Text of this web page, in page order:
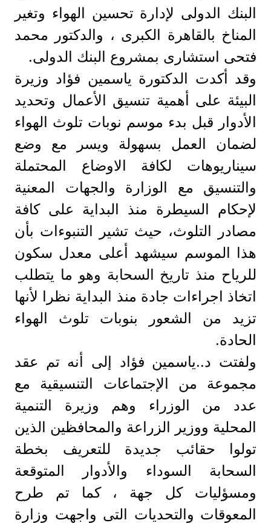
البنك الدولى لإدارة تحسين الهواء وتغير
المناخ بالقاهرة الكبرى ، والدكتور محمد
فتحى استشارى بمشروع البنك الدولى.
وقد أكدت الدكتورة ياسمين فؤاد وزيرة
البيئة على أهمية تنسيق الأعمال وتحديد
الأدوار قبل بدء موسم نوبات تلوث الهواء
لضمان العمل بسهولة ويسر مع وضع
سيناريوهات لكافة الاوضاع المحتملة
والتنسيق مع الوزارة والجهات المعنية
لإحكام السيطرة منذ البداية على كافة
مصادر التلوث، حيث تشير التنبوءات بأن
هذا الموسم سيشهد أعلى معدل سكون
للرياح منذ تاريخ السحابة وهو ما يتطلب
اتخاذ اجراءات جادة منذ البداية نظرا لأنها
تزيد من الشعور بنوبات تلوث الهواء
الحادة.
ولفتت د..ياسمين فؤاد إلى أنه تم عقد
مجموعة من الإجتماعات التنسيقية مع
عدد من الوزراء وهم وزيرة التنمية
المحلية ووزير الزراعة والمحافظين الذين
تولوا حقائب جديدة للتعريف بخطة
السحابة السوداء والأدوار المتوقعة
ومسؤليات كل جهة ، كما تم طرح
المعوقات والتحديات التى واجهت وزارة